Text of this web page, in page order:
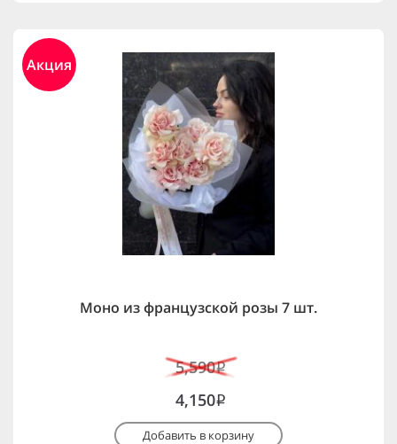
Акция
Моно из французской розы 7 шт.
5,590i
4,150i
Добавить в корзину